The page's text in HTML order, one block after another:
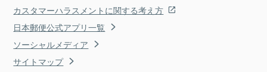
カスタマーハラスメントに関する考え方
日本郵便公式アプリ一覧
ソーシャルメディア
サイトマップ